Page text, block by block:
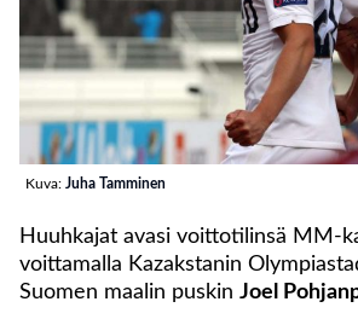
Kuva: Juha Tamminen
Huuhkajat avasi voittotilinsä MM-
voittamalla Kazakstanin
Suomen maalin puskin Joel